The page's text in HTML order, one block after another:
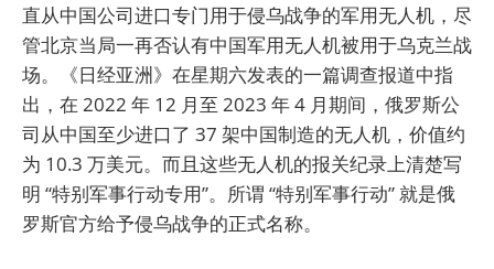
直从中国公司进口专门用于侵乌战争的军用无人机，尽
管北京当局一再否认有中国军用无人机被用于乌克兰战
场。《日经亚洲》在星期六发表的一篇调查报道中指
出，在 2022 年 12 月至 2023 年 4 月期间，俄罗斯公
司从中国至少进口了 37 架中国制造的无人机，价值约
为 10.3 万美元。而且这些无人机的报关纪录上清楚写
明 “特别军事行动专用”。所谓 “特别军事行动” 就是俄
罗斯官方给予侵乌战争的正式名称。